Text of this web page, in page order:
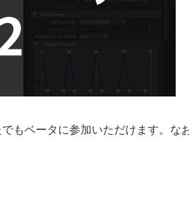
もベータに参加いただけます。な